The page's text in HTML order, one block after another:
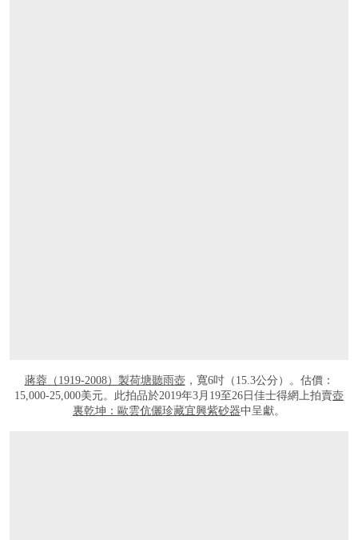
蔣蓉（1919-2008）製荷塘聽雨壺，寬6吋（15.3公分）。估價：
15,000-25,000美元。此拍品於2019年3月19至26日佳士得網上拍賣壺
裏乾坤：歐雲伉儷珍藏宜興紫砂器中呈獻。